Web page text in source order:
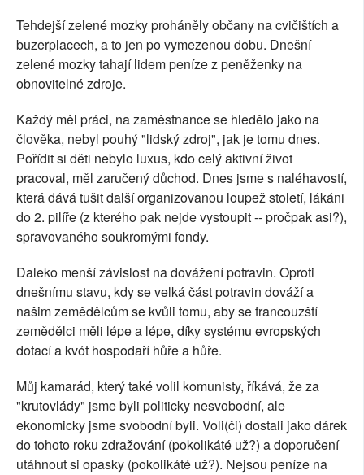
Tehdejší zelené mozky proháněly občany na cvičištích a
buzerplacech, a to jen po vymezenou dobu. Dnešní
zelené mozky tahají lidem peníze z peněženky na
obnovitelné zdroje.
Každý měl práci, na zaměstnance se hledělo jako na
člověka, nebyl pouhý "lidský zdroj", jak je tomu dnes.
Pořídit si děti nebylo luxus, kdo celý aktivní život
pracoval, měl zaručený důchod. Dnes jsme s naléhavostí,
která dává tušit další organizovanou loupež století, lákáni
do 2. pilíře (z kterého pak nejde vystoupit -- pročpak asi?),
spravovaného soukromými fondy.
Daleko menší závislost na dovážení potravin. Oproti
dnešnímu stavu, kdy se velká část potravin dováží a
našim zemědělcům se kvůli tomu, aby se francouzští
zemědělci měli lépe a lépe, díky systému evropských
dotací a kvót hospodaří hůře a hůře.
Můj kamarád, který také volil komunisty, říkává, že za
"krutovlády" jsme byli politicky nesvobodní, ale
ekonomicky jsme svobodní byli. Voli(či) dostali jako dárek
do tohoto roku zdražování (pokolikáté už?) a doporučení
utáhnout si opasky (pokolikáté už?). Nejsou peníze na